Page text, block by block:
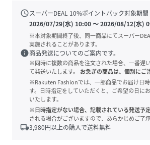
scheduleスーパーDEAL 10%ポイントバック対象期間
2026/07/29(水) 10:00〜2026/08/12(水)
※本対象期間終了後、同一商品にてスーパー
実施されることがあります。
info商品発送についてのご案内です。
※同時に複数の商品を注文された場合、一番遅
て発送いたします。
お急ぎの商品は、個別にご
※Rakuten Fashionでは、一部商品でお届け日
す。日時指定をしていただくと、ご希望の日に
いたします。
※日時指定がない場合、記載されている発送予
される場合がございますので、あらかじめご了
local_shipping3,980円以上の購入で送料無料